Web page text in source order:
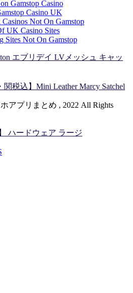
Gamstop Casino
Casino UK
Not On Gamstop
UK Casino Sites
Sites Not On Gamstop
エブリデイ LVメッシュ キャッ
税込】Mini Leather Marcy Satchel
アプリまとめ , 2022 All Rights
ハードウェア ラージ